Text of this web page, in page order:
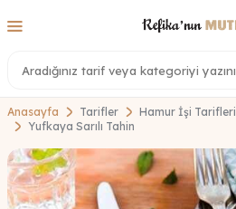
Anasayfa Tarifler Hamur İşi Tarifleri
Yufkaya Sarılı Tahin